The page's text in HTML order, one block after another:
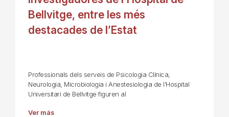
Bellvitge, entre les més
destacades de l’Estat
Professionals dels serveis de Psicologia Clínica,
Neurologia, Microbiologia i Anestesiologia de l’Hospital
Universitari de Bellvitge figuren al
Ver más